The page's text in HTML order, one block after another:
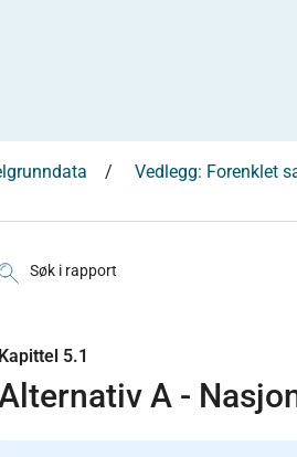
Vedlegg: Forenklet
Søk i rapport
Kapittel 5.1
A -